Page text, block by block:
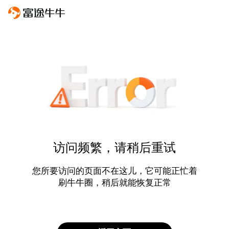
访问频繁，请稍后重试
您所要访问的页面不在这儿，它可能正忙着
刷牛牛圈，稍后就能恢复正常